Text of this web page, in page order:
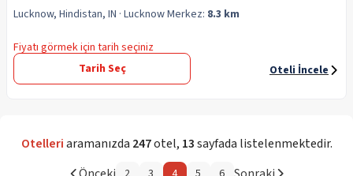
Lucknow, Hindistan, IN · LucknowMerkez: 8.3 km
Fiyatı görmek için tarih seçiniz
Tarih Seç
Oteli İncele
Otelleriaramanızda 247otel, 13sayfada listelenmektedir.